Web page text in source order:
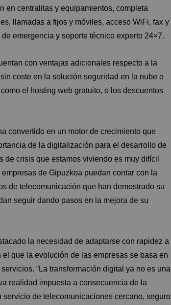
en centralitas y equipamientos, completa
llamadas a fijos y móviles, acceso WiFi, fax y
emergencia y soporte técnico experto 24×7.
con ventajas adicionales respecto a la
coste en la solución seguridad en la nube o
el hosting web gratuito, o los descuentos
convertido en un motor de crecimiento que
de la digitalización para el desarrollo de
de crisis que estamos viviendo es muy difícil
de Gipuzkoa puedan contar con la
de telecomunicación que han demostrado su
seguir dando pasos en la mejora de su
la necesidad de adaptarse con rapidez a
que la evolución de las empresas se basa en
“La transformación digital ya no es una
realidad impuesta a consecuencia de la
de telecomunicaciones cercano, seguro